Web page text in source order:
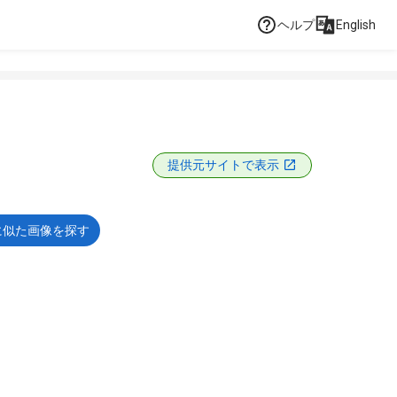
ヘルプ English
提供元サイトで表示
た画像を探す